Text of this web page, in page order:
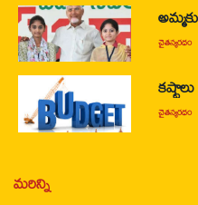
చైతన్యరధం
చైతన్యరధం
మరిన్ని